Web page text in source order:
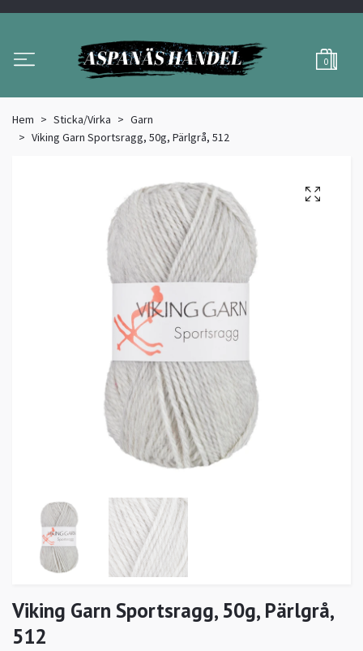
0
Hem Sticka/Virka
Garn
Viking Garn Sportsragg, 50g, Pärlgrå, 512
Viking Garn Sportsragg, 50g, Pärlgrå,
512